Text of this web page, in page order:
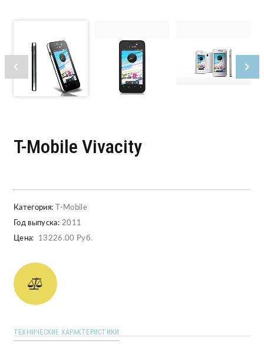
T-Mobile Vivacity
Категория:
T-Mobile
Год выпуска: 2011
Цена:
13226.00 Руб.
ТЕХНИЧЕСКИЕ ХАРАКТЕРИСТИКИ